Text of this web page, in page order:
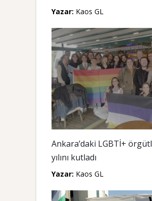
Yazar: Kaos GL
Ankara’daki LGBTİ+
yılını kutladı
Yazar: Kaos GL